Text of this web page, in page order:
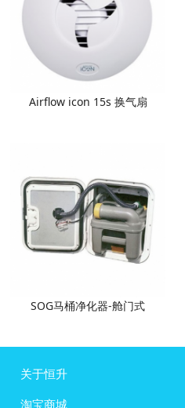
Airflow icon 15s 换气扇
SOG马桶净化器-舱门式
关于恒升
淘宝商城